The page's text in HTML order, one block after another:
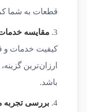
قطعات به شما
مقایسه
کیفیت خدمات و
ارزان‌ترین
باشد.
بررسی تجربه